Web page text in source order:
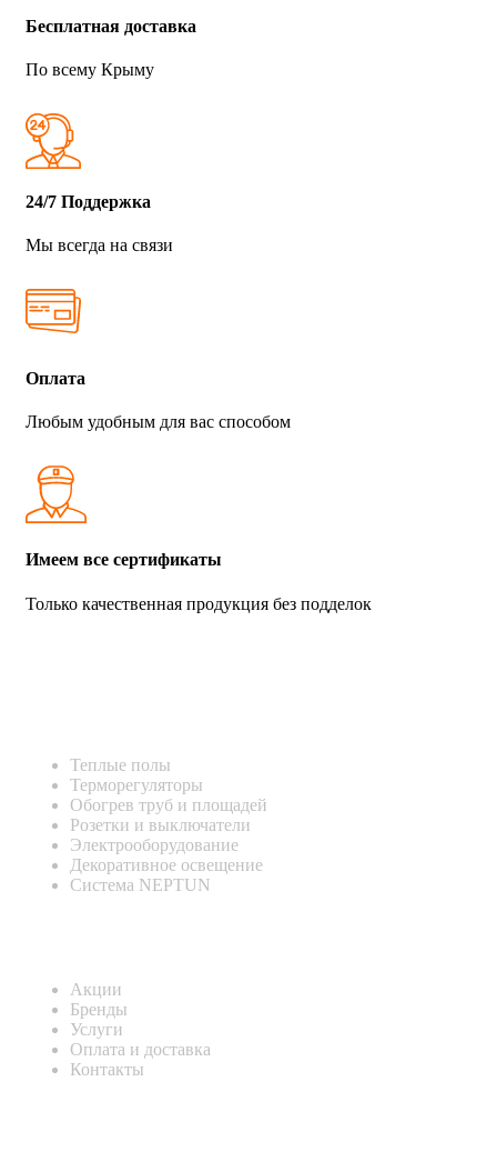
Бесплатная доставка
По всему Крыму
24/7 Поддержка
Мы всегда на связи
Оплата
Любым удобным для вас способом
Имеем все сертификаты
Только качественная продукция без подделок
Теплые полы
Терморегуляторы
Обогрев труб и площадей
Розетки и выключатели
Электрооборудование
Декоративное освещение
Система NEPTUN
Акции
Бренды
Услуги
Оплата и доставка
Контакты